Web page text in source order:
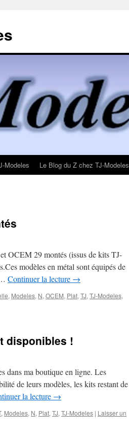
Modeles Le Blog du Z chez TJ-Modeles
OCEM 29 montés (issus de kits TJ-
modèles en métal sont équipés de
Continuer la lecture →
, Modeles, N, OCEM, Plat, TJ, TJ-Modeles,
disponibles !
dans ma boutique en ligne. Les
de leurs modèles, les kits restant de
la lecture →
, Modeles, N, Plat, TJ, TJ-Modeles | Laisser un